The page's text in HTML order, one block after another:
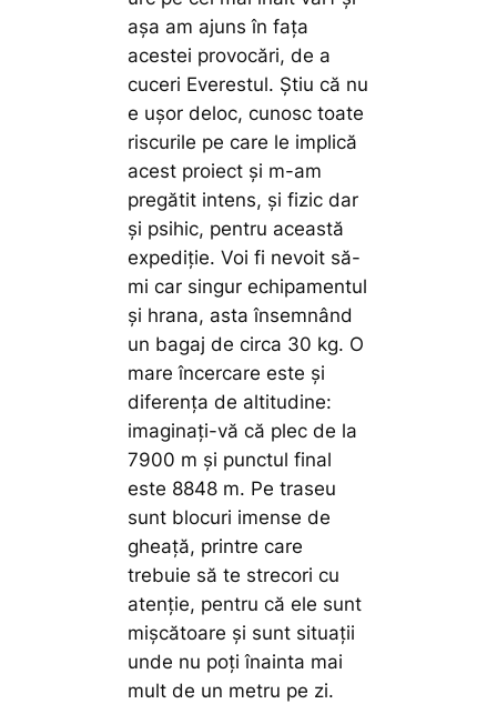
așa am ajuns în fața
acestei provocări, de a
cuceri Everestul. Știu că nu
e ușor deloc, cunosc toate
riscurile pe care le implică
acest proiect și m-am
pregătit intens, și fizic dar
și psihic, pentru această
expediție. Voi fi nevoit să-
mi car singur echipamentul
și hrana, asta însemnând
un bagaj de circa 30 kg. O
mare încercare este și
diferența de altitudine:
imaginați-vă că plec de la
7900 m și punctul final
este 8848 m. Pe traseu
sunt blocuri imense de
gheață, printre care
trebuie să te strecori cu
atenție, pentru că ele sunt
mișcătoare și sunt situații
unde nu poți înainta mai
mult de un metru pe zi.